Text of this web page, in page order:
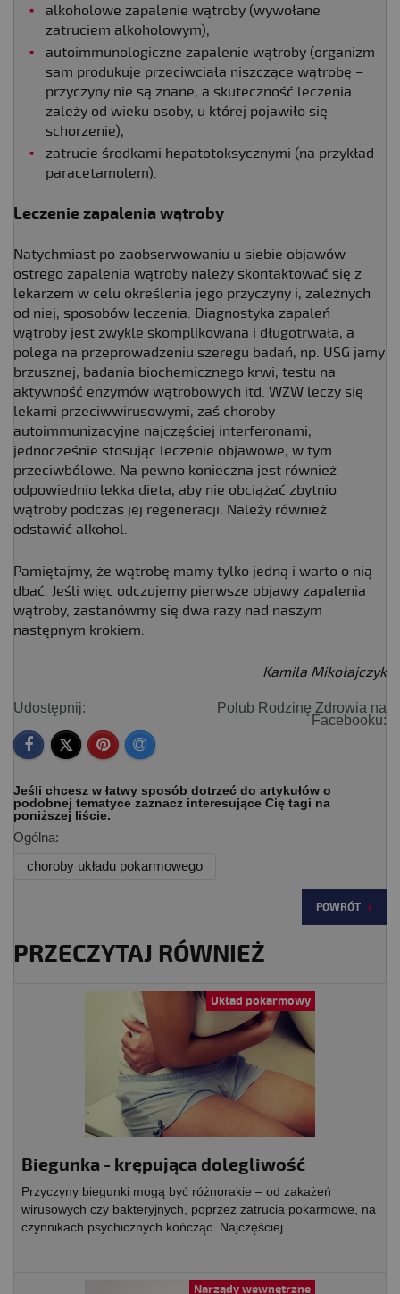
alkoholowe zapalenie wątroby (wywołane
zatruciem alkoholowym),
autoimmunologiczne zapalenie wątroby (organizm
sam produkuje przeciwciała niszczące wątrobę –
przyczyny nie są znane, a skuteczność leczenia
zależy od wieku osoby, u której pojawiło się
schorzenie),
zatrucie środkami hepatotoksycznymi (na przykład
paracetamolem).
Leczenie zapalenia wątroby
Natychmiast po zaobserwowaniu u siebie objawów
ostrego zapalenia wątroby należy skontaktować się z
lekarzem w celu określenia jego przyczyny i, zależnych
od niej, sposobów leczenia. Diagnostyka zapaleń
wątroby jest zwykle skomplikowana i długotrwała, a
polega na przeprowadzeniu szeregu badań, np. USG jamy
brzusznej, badania biochemicznego krwi, testu na
aktywność enzymów wątrobowych itd. WZW leczy się
lekami przeciwwirusowymi, zaś choroby
autoimmunizacyjne najczęściej interferonami,
jednocześnie stosując leczenie objawowe, w tym
przeciwbólowe. Na pewno konieczna jest również
odpowiednio lekka dieta, aby nie obciążać zbytnio
wątroby podczas jej regeneracji. Należy również
odstawić alkohol.
Pamiętajmy, że wątrobę mamy tylko jedną i warto o nią
dbać. Jeśli więc odczujemy pierwsze objawy zapalenia
wątroby, zastanówmy się dwa razy nad naszym
następnym krokiem.
Kamila Mikołajczyk
Udostępnij:
Polub Rodzinę Zdrowia na
Facebooku:
Jeśli chcesz w łatwy sposób dotrzeć do artykułów o
podobnej tematyce zaznacz interesujące Cię tagi na
poniższej liście.
Ogólna:
choroby układu pokarmowego
POWRÓT
PRZECZYTAJ RÓWNIEŻ
Układ pokarmowy
Biegunka - krępująca dolegliwość
Przyczyny biegunki mogą być różnorakie – od zakażeń
wirusowych czy bakteryjnych, poprzez zatrucia pokarmowe, na
czynnikach psychicznych kończąc. Najczęściej...
Narządy wewnętrzne